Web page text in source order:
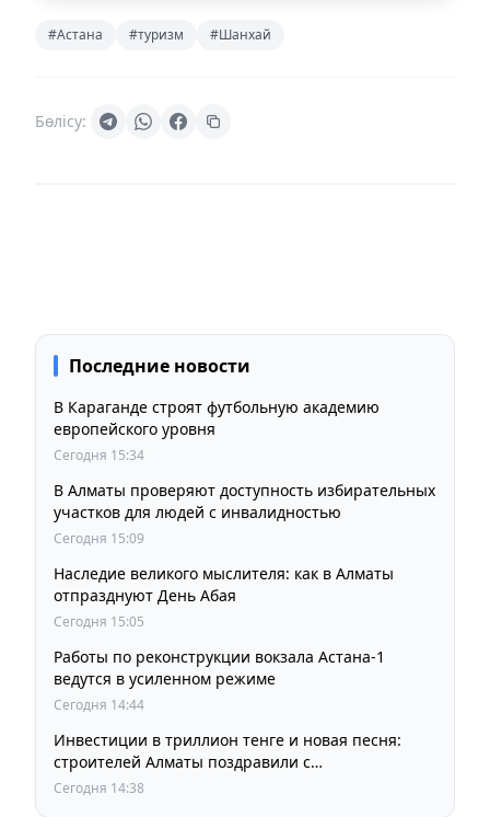
#Астана #туризм #Шанхай
Бөлісу:
Последние новости
В Караганде строят футбольную академию
европейского уровня
Сегодня 15:34
В Алматы проверяют доступность избирательных
участков для людей с инвалидностью
Сегодня 15:09
Наследие великого мыслителя: как в Алматы
отпразднуют День Абая
Сегодня 15:05
Работы по реконструкции вокзала Астана-1
ведутся в усиленном режиме
Сегодня 14:44
Инвестиции в триллион тенге и новая песня:
строителей Алматы поздравили с
профессиональным праздником
Сегодня 14:38